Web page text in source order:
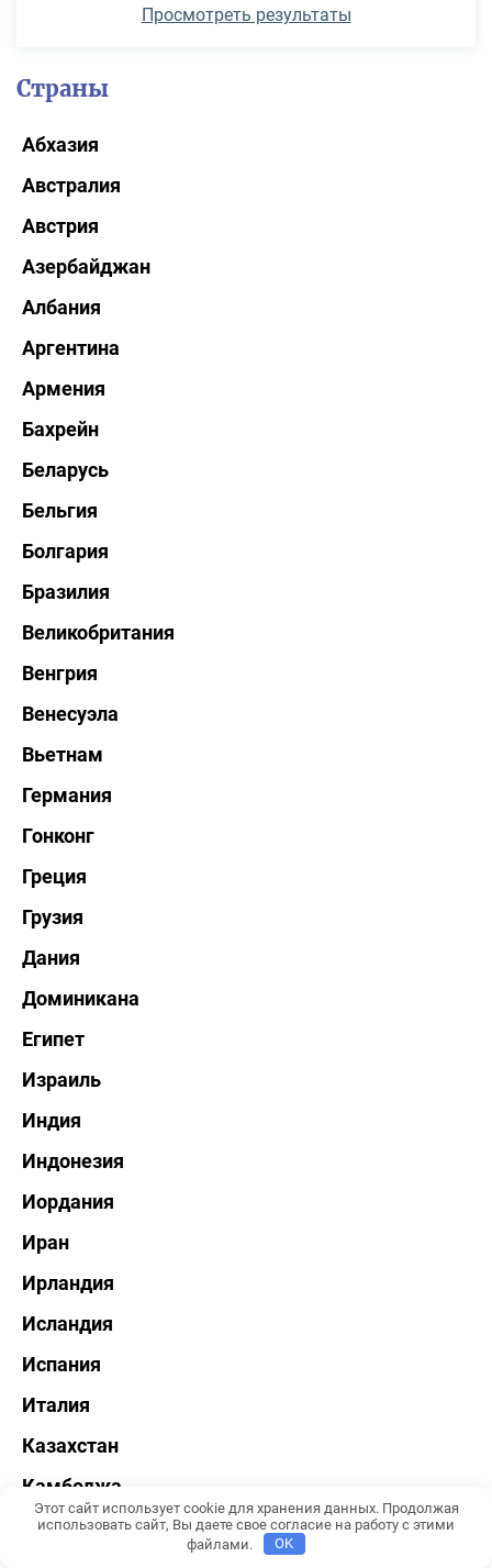
Просмотреть результаты
Страны
Абхазия
Австралия
Австрия
Азербайджан
Албания
Аргентина
Армения
Бахрейн
Беларусь
Бельгия
Болгария
Бразилия
Великобритания
Венгрия
Венесуэла
Вьетнам
Германия
Гонконг
Греция
Грузия
Дания
Доминикана
Египет
Израиль
Индия
Индонезия
Иордания
Иран
Ирландия
Исландия
Испания
Италия
Казахстан
Камбоджа
Канада
Этот сайт использует cookie для хранения данных. Продолжая
использовать сайт, Вы даете свое согласие на работу с этими
файлами.
OK